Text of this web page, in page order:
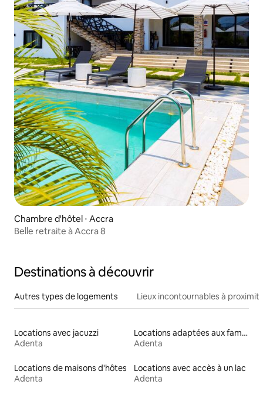
Chambre d'hôtel ⋅ Accra
Belle retraite à Accra 8
Destinations à découvrir
Autres types de logements Lieux incontournables à
Locations avec jacuzzi
Adenta
Locations adaptées aux familles
Adenta
Locations de maisons d'hôtes
Adenta
Locations avec accès à un lac
Adenta